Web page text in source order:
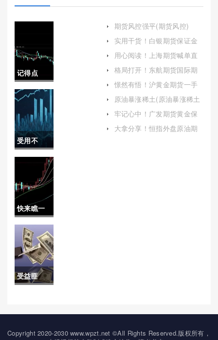
记得点
赞！黄金
期货现价
(市场动
态、影响
因素及投
资策略深
度解析)
受用不
尽！普惠
期货直播
喊单：专
业指导，
助力投资
决策
快来瞧一
瞧！9度期
货直播间
喊单：专
业指导助
受益匪
恒指保证
金多少
期货风控强平(期货风控)
实用干货！白银期货保证金
多少)
用心阅读！上海期货喊单直
哪)
格局打开！东航期货国际期
地理解和应对期货交易中的
风险和资金管理问题）
憬然有悟！沪黄金期货一手
理解和掌握这一重要成本因
素）
原油暴涨稀土(原油暴涨稀土
牢记心中！广发期货黄金保
大拿分享！恒指外盘原油期
Copyright 2020-2030 www.wpzt.net ©All Rights Reserved.版权所有，